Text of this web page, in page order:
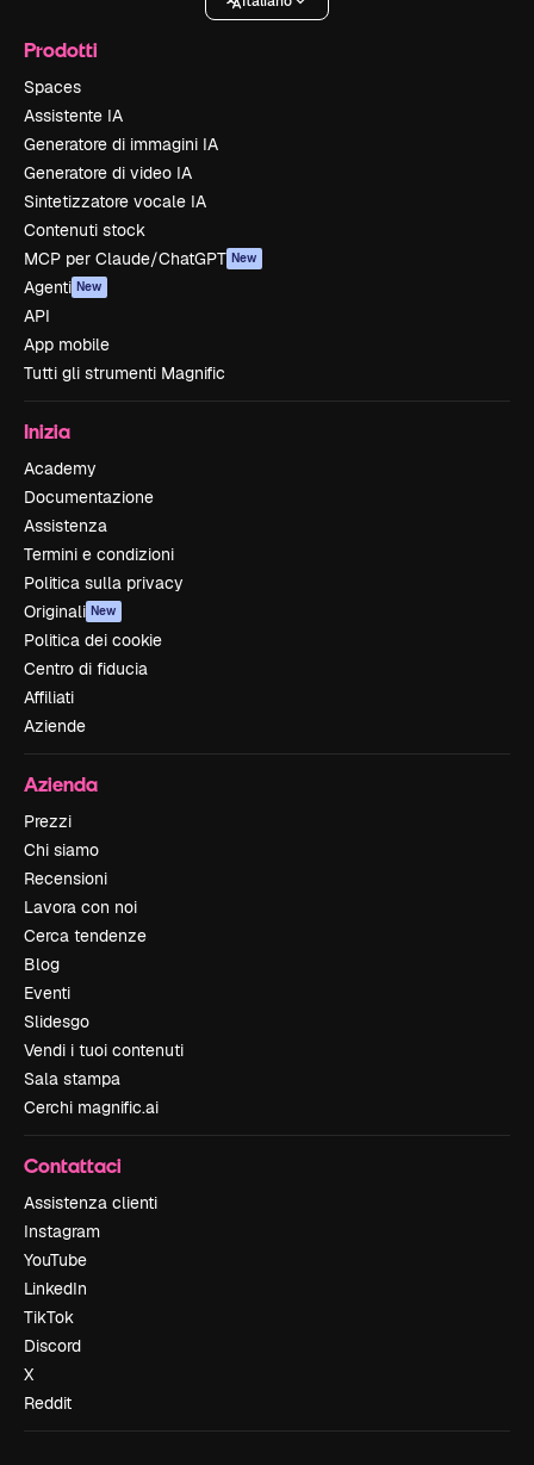
Prodotti
Spaces
Assistente IA
Generatore di immagini IA
Generatore di video IA
Sintetizzatore vocale IA
Contenuti stock
MCP per Claude/ChatGPT New
Agenti New
API
App mobile
Tutti gli strumenti Magnific
Inizia
Academy
Documentazione
Assistenza
Termini e condizioni
Politica sulla privacy
Originali New
Politica dei cookie
Centro di fiducia
Affiliati
Aziende
Azienda
Prezzi
Chi siamo
Recensioni
Lavora con noi
Cerca tendenze
Blog
Eventi
Slidesgo
Vendi i tuoi contenuti
Sala stampa
Cerchi magnific.ai
Contattaci
Assistenza clienti
Instagram
YouTube
LinkedIn
TikTok
Discord
X
Reddit